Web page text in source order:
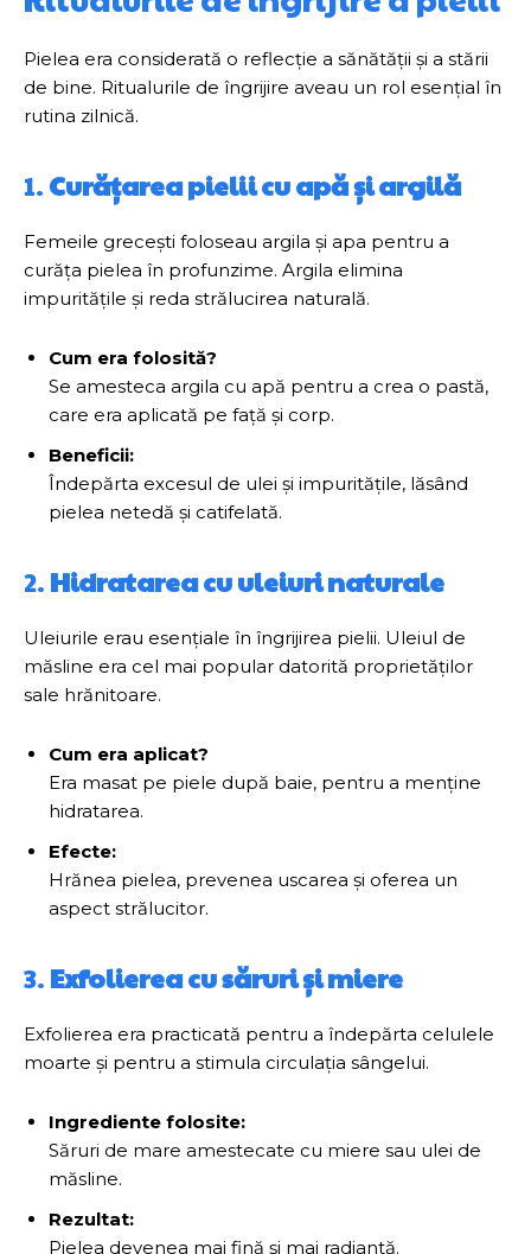
Pielea era considerată o reflecție a sănătății și a stării
de bine. Ritualurile de îngrijire aveau un rol esențial în
rutina zilnică.
1. Curățarea pielii cu apă și argilă
Femeile grecești foloseau argila și apa pentru a
curăța pielea în profunzime. Argila elimina
impuritățile și reda strălucirea naturală.
Cum era folosită?
Se amesteca argila cu apă pentru a crea o pastă,
care era aplicată pe față și corp.
Beneficii:
Îndepărta excesul de ulei și impuritățile, lăsând
pielea netedă și catifelată.
2. Hidratarea cu uleiuri naturale
Uleiurile erau esențiale în îngrijirea pielii. Uleiul de
măsline era cel mai popular datorită proprietăților
sale hrănitoare.
Cum era aplicat?
Era masat pe piele după baie, pentru a menține
hidratarea.
Efecte:
Hrănea pielea, prevenea uscarea și oferea un
aspect strălucitor.
3. Exfolierea cu săruri și miere
Exfolierea era practicată pentru a îndepărta celulele
moarte și pentru a stimula circulația sângelui.
Ingrediente folosite:
Săruri de mare amestecate cu miere sau ulei de
măsline.
Rezultat:
Pielea devenea mai fină și mai radiantă.